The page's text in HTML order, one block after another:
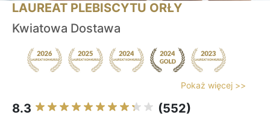
LAUREAT PLEBISCYTU ORŁY
Kwiatowa Dostawa
Pokaż więcej >>
8.3 (552)